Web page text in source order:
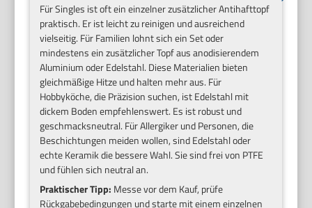
Für Singles ist oft ein einzelner zusätzlicher Antihafttopf
praktisch. Er ist leicht zu reinigen und ausreichend
vielseitig. Für Familien lohnt sich ein Set oder
mindestens ein zusätzlicher Topf aus anodisierendem
Aluminium oder Edelstahl. Diese Materialien bieten
gleichmäßige Hitze und halten mehr aus. Für
Hobbyköche, die Präzision suchen, ist Edelstahl mit
dickem Boden empfehlenswert. Es ist robust und
geschmacksneutral. Für Allergiker und Personen, die
Beschichtungen meiden wollen, sind Edelstahl oder
echte Keramik die bessere Wahl. Sie sind frei von PTFE
und fühlen sich neutral an.
Praktischer Tipp: Messe vor dem Kauf, prüfe
Rückgabebedingungen und starte mit einem einzelnen